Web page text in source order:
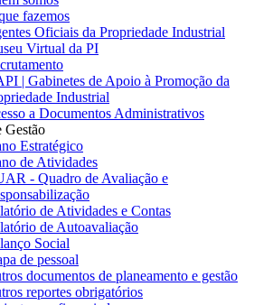
fazemos
Oficiais da Propriedade Industrial
Virtual da PI
| Gabinetes de Apoio à Promoção da
Industrial
a Documentos Administrativos
Gestão
Estratégico
de Atividades
- Quadro de Avaliação e
de Atividades e Contas
de Autoavaliação
Social
de pessoal
documentos de planeamento e gestão
reportes obrigatórios